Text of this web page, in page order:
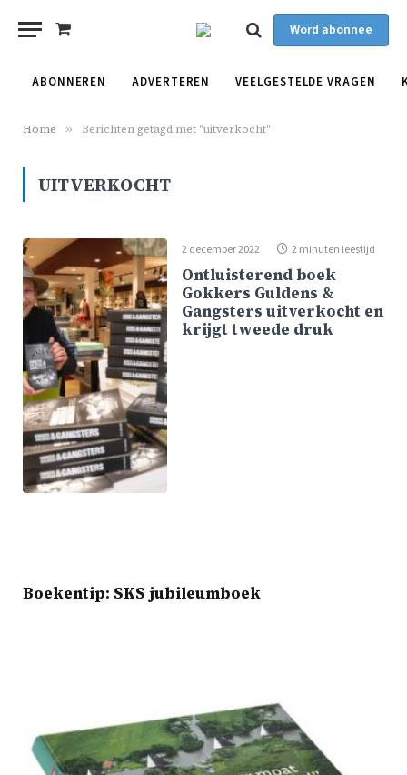
Shopping
Word abonnee
ABONNEREN ADVERTEREN VEELGESTELDE VRAGEN
Home » Berichten getagd met "uitverkocht"
UITVERKOCHT
2 december 2022 2 minuten leestijd
Ontluisterend boek
Gokkers Guldens &
Gangsters uitverkocht en
krijgt tweede druk
Boekentip: SKS jubileumboek